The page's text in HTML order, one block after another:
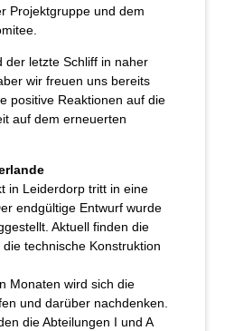
Projektgruppe und dem
der letzte Schliff in naher
wir freuen uns bereits
positive Reaktionen auf die
auf dem erneuerten
in Leiderdorp tritt in eine
endgültige Entwurf wurde
Aktuell finden die
technische Konstruktion
Monaten wird sich die
und darüber nachdenken.
die Abteilungen I und A